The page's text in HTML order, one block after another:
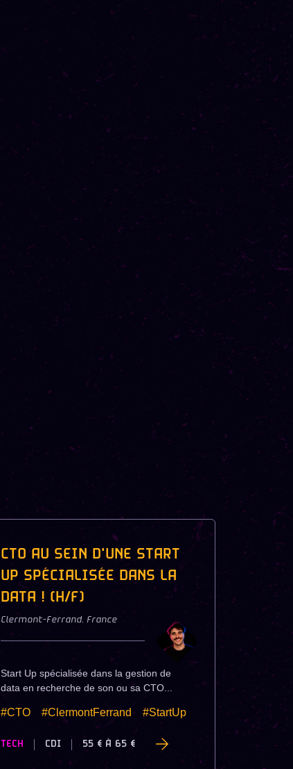
CTO AU SEIN D'UNE START
UP SPÉCIALISÉE DANS LA
DATA ! (H/F)
Clermont-Ferrand, France
Start Up spécialisée dans la gestion de
data en recherche de son ou sa CTO...
#CTO #ClermontFerrand #StartUp
TECH CDI 55 € À 65 €